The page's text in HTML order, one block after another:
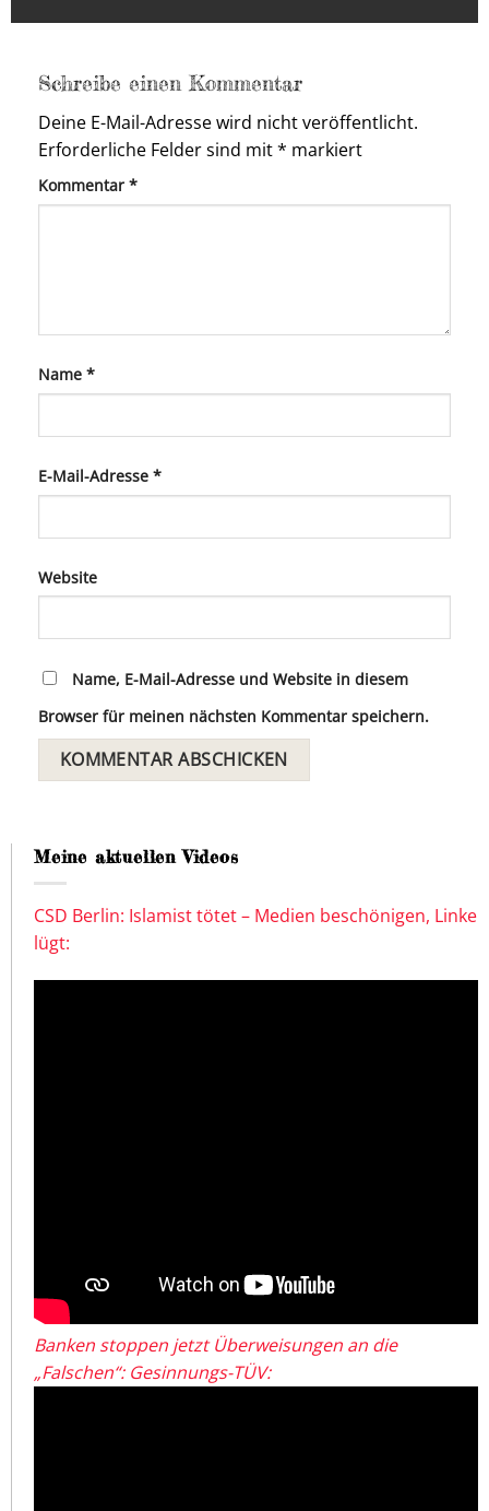
Schreibe einen Kommentar
Deine E-Mail-Adresse wird nicht veröffentlicht.
Erforderliche Felder sind mit* markiert
Kommentar *
Name *
E-Mail-Adresse *
Website
Name, E-Mail-Adresse und Website in diesem
Browser für meinen nächsten Kommentar speichern.
Meine aktuellen Videos
CSD Berlin: Islamist tötet – Medien beschönigen, Linke
lügt:
Banken stoppen jetzt Überweisungen an die
„Falschen“: Gesinnungs-TÜV: